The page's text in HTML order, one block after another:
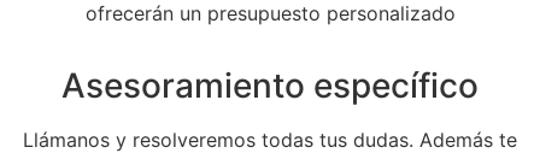
ofrecerán un presupuesto personalizado
Asesoramiento específico
Llámanos y resolveremos todas tus dudas. Además te